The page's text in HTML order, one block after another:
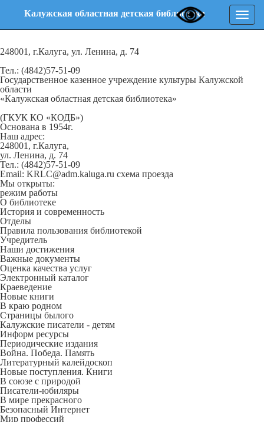
Калужская областная детская библиотека
248001, г.Калуга, ул. Ленина, д. 74
Тел.: (4842)57-51-09
Государственное казенное учреждение культуры Калужской
области
«Калужская областная детская библиотека»
(ГКУК КО «КОДБ»)
Основана в 1954г.
Наш адрес:
248001, г.Калуга,
ул. Ленина, д. 74
Тел.: (4842)57-51-09
Email: KRLC@adm.kaluga.ru схема проезда
Мы открыты:
режим работы
О библиотеке
История и современность
Отделы
Правила пользования библиотекой
Учредитель
Наши достижения
Важные документы
Оценка качества услуг
Электронный каталог
Краеведение
Новые книги
В краю родном
Страницы былого
Калужские писатели - детям
Информ ресурсы
Периодические издания
Война. Победа. Память
Литературный калейдоскоп
Новые поступления. Книги
В союзе с природой
Писатели-юбиляры
В мире прекрасного
Безопасный Интернет
Мир профессий